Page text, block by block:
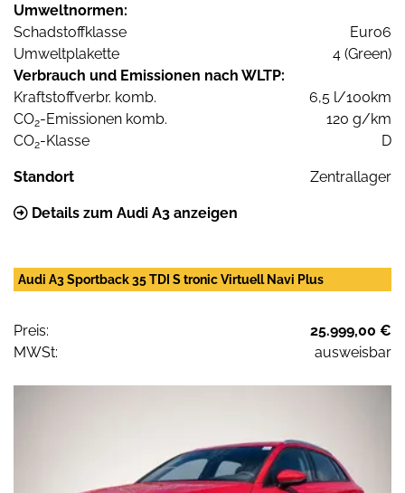
Umweltnormen:
Schadstoffklasse
Euro6
Umweltplakette
4 (Green)
Verbrauch und Emissionen nach WLTP:
Kraftstoffverbr. komb.
6,5 l/100km
CO2-Emissionen komb.
120 g/km
CO2-Klasse D
Standort Zentrallager
Details zum Audi A3 anzeigen
Audi A3 Sportback 35 TDI S tronic Virtuell Navi Plus
Preis:
25.999,00 €
MWSt:
ausweisbar